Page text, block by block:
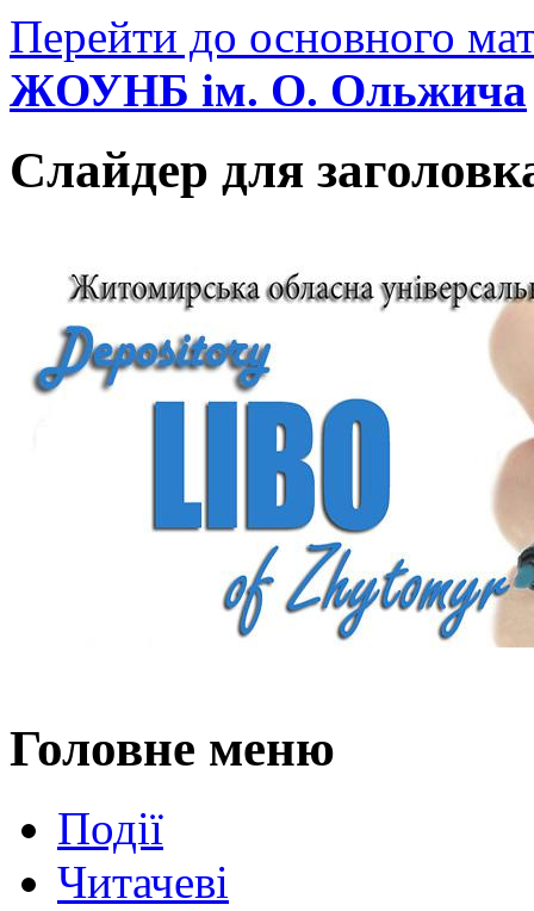
Перейти до основного
ЖОУНБ ім. О. Ольжича
Слайдер для
Головне меню
Події
Читачеві